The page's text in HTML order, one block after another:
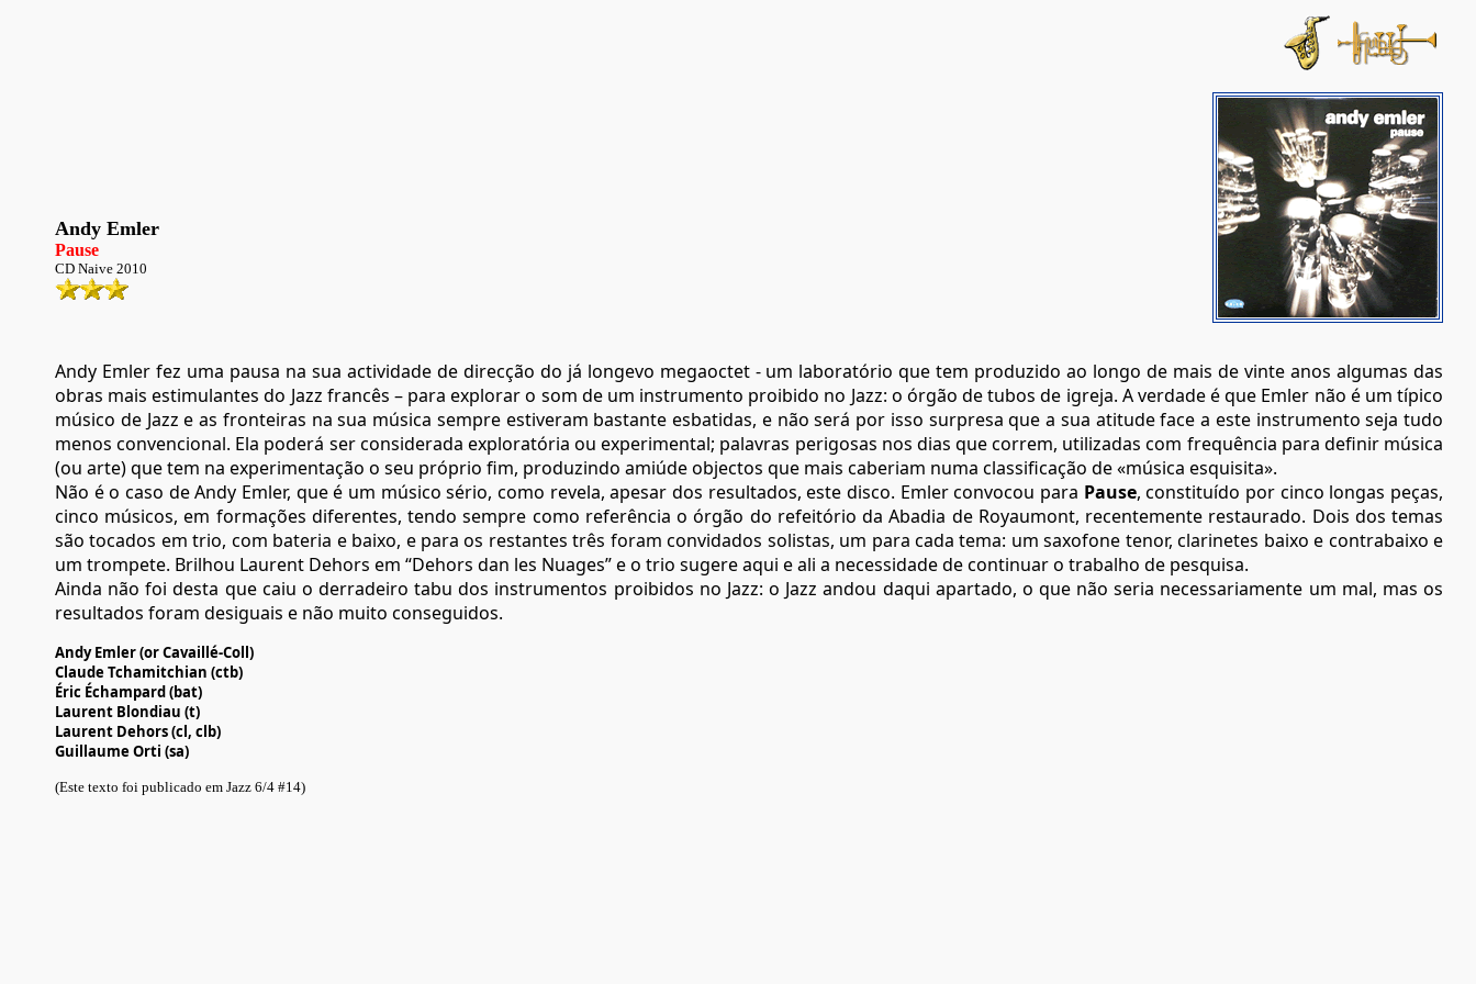
Andy Emler
Pause
CD Naive 2010
Andy Emler fez uma pausa na sua actividade de direcção do já longevo megaoctet - um laboratório que tem produzido ao longo de mais de vinte anos algumas das
obras mais estimulantes do Jazz francês – para explorar o som de um instrumento proibido no Jazz: o órgão de tubos de igreja. A verdade é que Emler não é um típico
músico de Jazz e as fronteiras na sua música sempre estiveram bastante esbatidas, e não será por isso surpresa que a sua atitude face a este instrumento seja tudo
menos convencional. Ela poderá ser considerada exploratória ou experimental; palavras perigosas nos dias que correm, utilizadas com frequência para definir música
(ou arte) que tem na experimentação o seu próprio fim, produzindo amiúde objectos que mais caberiam numa classificação de «música esquisita».
Não é o caso de Andy Emler, que é um músico sério, como revela, apesar dos resultados, este disco. Emler convocou para Pause, constituído por cinco longas peças,
cinco músicos, em formações diferentes, tendo sempre como referência o órgão do refeitório da Abadia de Royaumont, recentemente restaurado. Dois dos temas
são tocados em trio, com bateria e baixo, e para os restantes três foram convidados solistas, um para cada tema: um saxofone tenor, clarinetes baixo e contrabaixo e
um trompete. Brilhou Laurent Dehors em “Dehors dan les Nuages” e o trio sugere aqui e ali a necessidade de continuar o trabalho de pesquisa.
Ainda não foi desta que caiu o derradeiro tabu dos instrumentos proibidos no Jazz: o Jazz andou daqui apartado, o que não seria necessariamente um mal, mas os
resultados foram desiguais e não muito conseguidos.
Andy Emler (or Cavaillé-Coll)
Claude Tchamitchian (ctb)
Éric Échampard (bat)
Laurent Blondiau (t)
Laurent Dehors (cl, clb)
Guillaume Orti (sa)
(Este texto foi publicado em Jazz 6/4 #14)